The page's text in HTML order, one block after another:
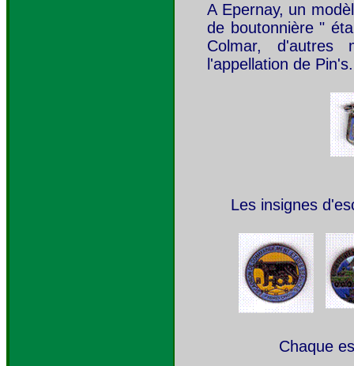
A Epernay, un
de boutonnière "
Colmar, d'autres
l'appellation de Pin's.
Les insignes
Chaque